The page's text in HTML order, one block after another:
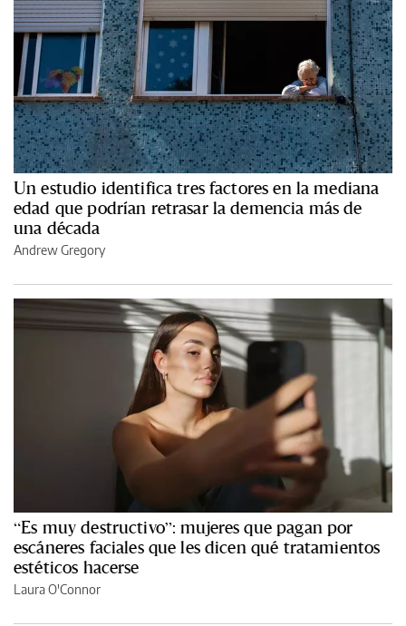
Un estudio identifica tres factores en la mediana
edad que podrían retrasar la demencia más de
una década
Andrew Gregory
“Es muy destructivo”: mujeres que pagan por
escáneres faciales que les dicen qué tratamientos
estéticos hacerse
Laura O'Connor